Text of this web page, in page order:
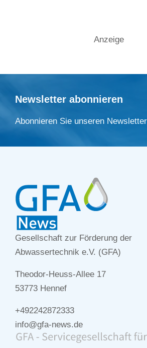
Anzeige
Newsletter abonnieren
Abonnieren Sie unseren
Gesellschaft zur Förderung der
Abwassertechnik e.V. (GFA)
Theodor-Heuss-Allee 17
53773 Hennef
+492242872333
info@gfa-news.de